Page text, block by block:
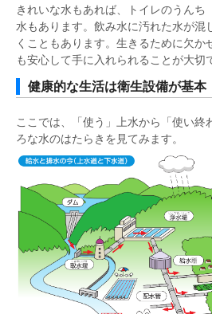
きれいな水もあれば、トイレのうんち
水もあります。飲み水に汚れた水が混
くこともあります。生きるために欠か
も安心して手に入れられることが大切
健康的な生活は衛生設備が基本
ここでは、「使う」上水から「使い終
ろな水のはたらきを見てみます。